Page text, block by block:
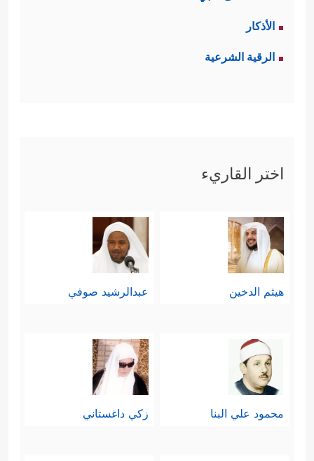
الأذكار
الرقية الشرعية
اختر القاريء
هيثم الدخين عبدالرشيد صوفي
محمود علي البنا زكي داغستاني